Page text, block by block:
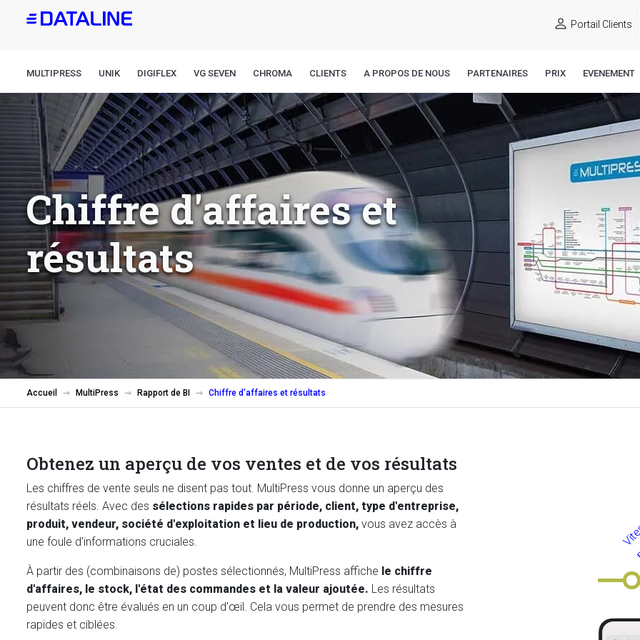
Portail Clients
MULTIPRESS UNIK DIGIFLEX VG SEVEN CHROMA CLIENTS A PROPOS DE NOUS PARTENAIRES PRIX EVENEMENT
Chiffre d'affaires et
résultats
Accueil MultiPress Rapport de BI Chiffre d'affaires et résultats
Obtenez un aperçu de vos ventes et de vos résultats
Les chiffres de vente seuls ne disent pas tout. MultiPress vous donne un aperçu des
résultats réels. Avec des sélections rapides par période, client, type d'entreprise,
produit, vendeur, société d'exploitation et lieu de production, vous avez accès à
une foule d'informations cruciales.
À partir des (combinaisons de) postes sélectionnés, MultiPress affiche le chiffre
d'affaires, le stock, l'état des commandes et la valeur ajoutée. Les résultats
peuvent donc être évalués en un coup d'œil. Cela vous permet de prendre des mesures
rapides et ciblées.